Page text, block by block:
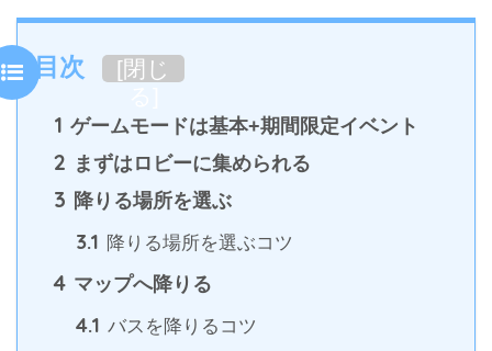
目次 [閉じ
1 ゲームモードは基本+期間限定イベント
2 まずはロビーに集められる
3 降りる場所を選ぶ
3.1 降りる場所を選ぶコツ
4 マップへ降りる
4.1 バスを降りるコツ